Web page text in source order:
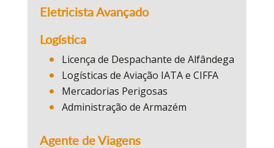
Eletricista Avançado
Logística
Licença de Despachante de Alfândega
Logísticas de Aviação IATA e CIFFA
Mercadorias Perigosas
Administração de Armazém
Agente de Viagens